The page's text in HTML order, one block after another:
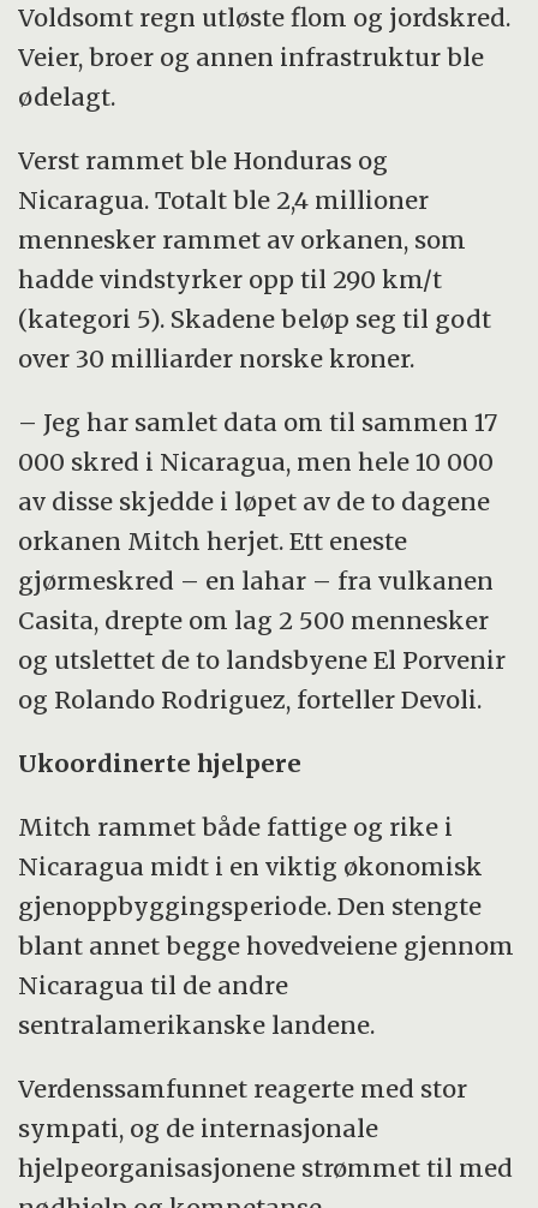
Voldsomt regn utløste flom og jordskred.
Veier, broer og annen infrastruktur ble
ødelagt.
Verst rammet ble Honduras og
Nicaragua. Totalt ble 2,4 millioner
mennesker rammet av orkanen, som
hadde vindstyrker opp til 290 km/t
(kategori 5). Skadene beløp seg til godt
over 30 milliarder norske kroner.
– Jeg har samlet data om til sammen 17
000 skred i Nicaragua, men hele 10 000
av disse skjedde i løpet av de to dagene
orkanen Mitch herjet. Ett eneste
gjørmeskred – en lahar – fra vulkanen
Casita, drepte om lag 2 500 mennesker
og utslettet de to landsbyene El Porvenir
og Rolando Rodriguez, forteller Devoli.
Ukoordinerte hjelpere
Mitch rammet både fattige og rike i
Nicaragua midt i en viktig økonomisk
gjenoppbyggingsperiode. Den stengte
blant annet begge hovedveiene gjennom
Nicaragua til de andre
sentralamerikanske landene.
Verdenssamfunnet reagerte med stor
sympati, og de internasjonale
hjelpeorganisasjonene strømmet til med